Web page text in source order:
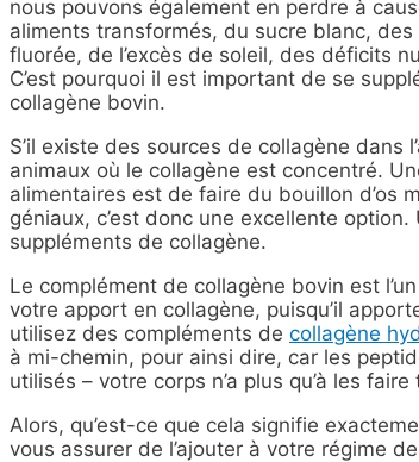
nous pouvons également en perdre à
aliments transformés, du sucre blanc,
fluorée, de l’excès de soleil, des déficits
C’est pourquoi il est important de se
collagène bovin.
S’il existe des sources de collagène
animaux où le collagène est concentré.
alimentaires est de faire du bouillon d’os
géniaux, c’est donc une excellente
suppléments de collagène.
Le complément de collagène bovin est
votre apport en collagène, puisqu’il
utilisez des compléments de collagène
à mi-chemin, pour ainsi dire, car les
utilisés – votre corps n’a plus qu’à les
Alors, qu’est-ce que cela signifie
vous assurer de l’ajouter à votre régime